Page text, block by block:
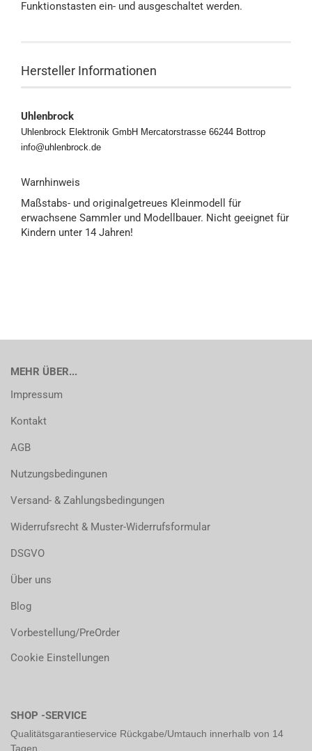
Funktionstasten ein- und ausgeschaltet werden.
Hersteller Informationen
Uhlenbrock
Uhlenbrock Elektronik GmbH Mercatorstrasse 66244 Bottrop
info@uhlenbrock.de
Warnhinweis
Maßstabs- und originalgetreues Kleinmodell für
erwachsene Sammler und Modellbauer. Nicht geeignet für
Kindern unter 14 Jahren!
MEHR ÜBER...
Impressum
Kontakt
AGB
Nutzungsbedingunen
Versand- & Zahlungsbedingungen
Widerrufsrecht & Muster-Widerrufsformular
DSGVO
Über uns
Blog
Vorbestellung/PreOrder
Cookie Einstellungen
SHOP -SERVICE
Qualitätsgarantieservice Rückgabe/Umtauch innerhalb von 14
Tagen.